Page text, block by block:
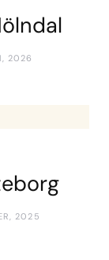
2026
2025